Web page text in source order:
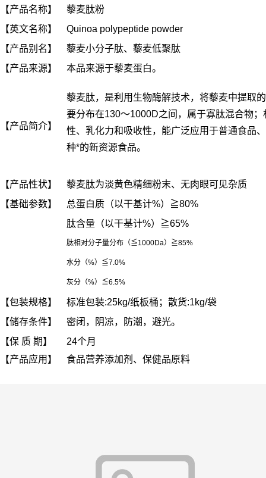
【产品名称】
藜麦肽粉
【英文名称】
Quinoa polypeptide powder
【产品别名】
藜麦小分子肽、 藜麦低聚肽
【产品来源】
本品来源于藜麦蛋白。
【产品简介】
藜麦肽，是利用生物酶解技术，将藜麦中提取
要分布在130～1000D之间，属于寡肽混合物
性、乳化力和吸收性，能广泛应用于普通食品
种*的新资源食品。
【产品性状】 藜麦肽为淡黄色精细粉末、无肉眼可见杂质
【基础参数】
总蛋白质（以干基计%）≧80%
肽含量（以干基计%）≧65%
肽相对分子量分布（≦1000Da）≧85%
水分（%）≦7.0%
灰分（%）≦6.5%
【包装规格】
标准包装:25kg/纸板桶；散货:1kg/袋
【储存条件】
密闭，阴凉，防潮，避光。
【保 质 期】
24个月
【产品应用】
食品营养添加剂、保健品原料